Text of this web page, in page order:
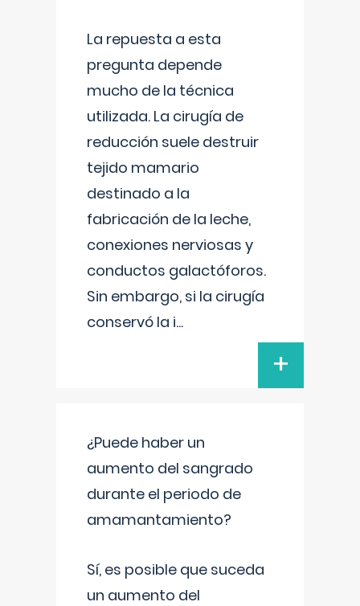
La repuesta a esta
pregunta depende
mucho de la técnica
utilizada. La cirugía de
reducción suele destruir
tejido mamario
destinado a la
fabricación de la leche,
conexiones nerviosas y
conductos galactóforos.
Sin embargo, si la cirugía
conservó la i...
+
¿Puede haber un
aumento del sangrado
durante el periodo de
amamantamiento?
Sí, es posible que suceda
un aumento del